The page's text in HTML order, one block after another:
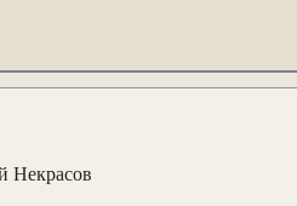
Некрасов